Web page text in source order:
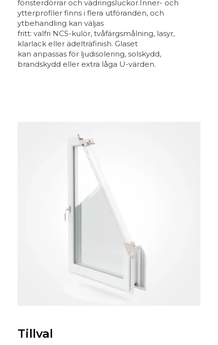
fönsterdörrar och vädringsluckor.Inner- och
ytterprofiler finns i flera utföranden, och
ytbehandling kan väljas
fritt: valfri NCS-kulör, tvåfärgsmålning, lasyr,
klarlack eller ädelträfinish. Glaset
kan anpassas för ljudisolering, solskydd,
brandskydd eller extra låga U-värden.
Tillval